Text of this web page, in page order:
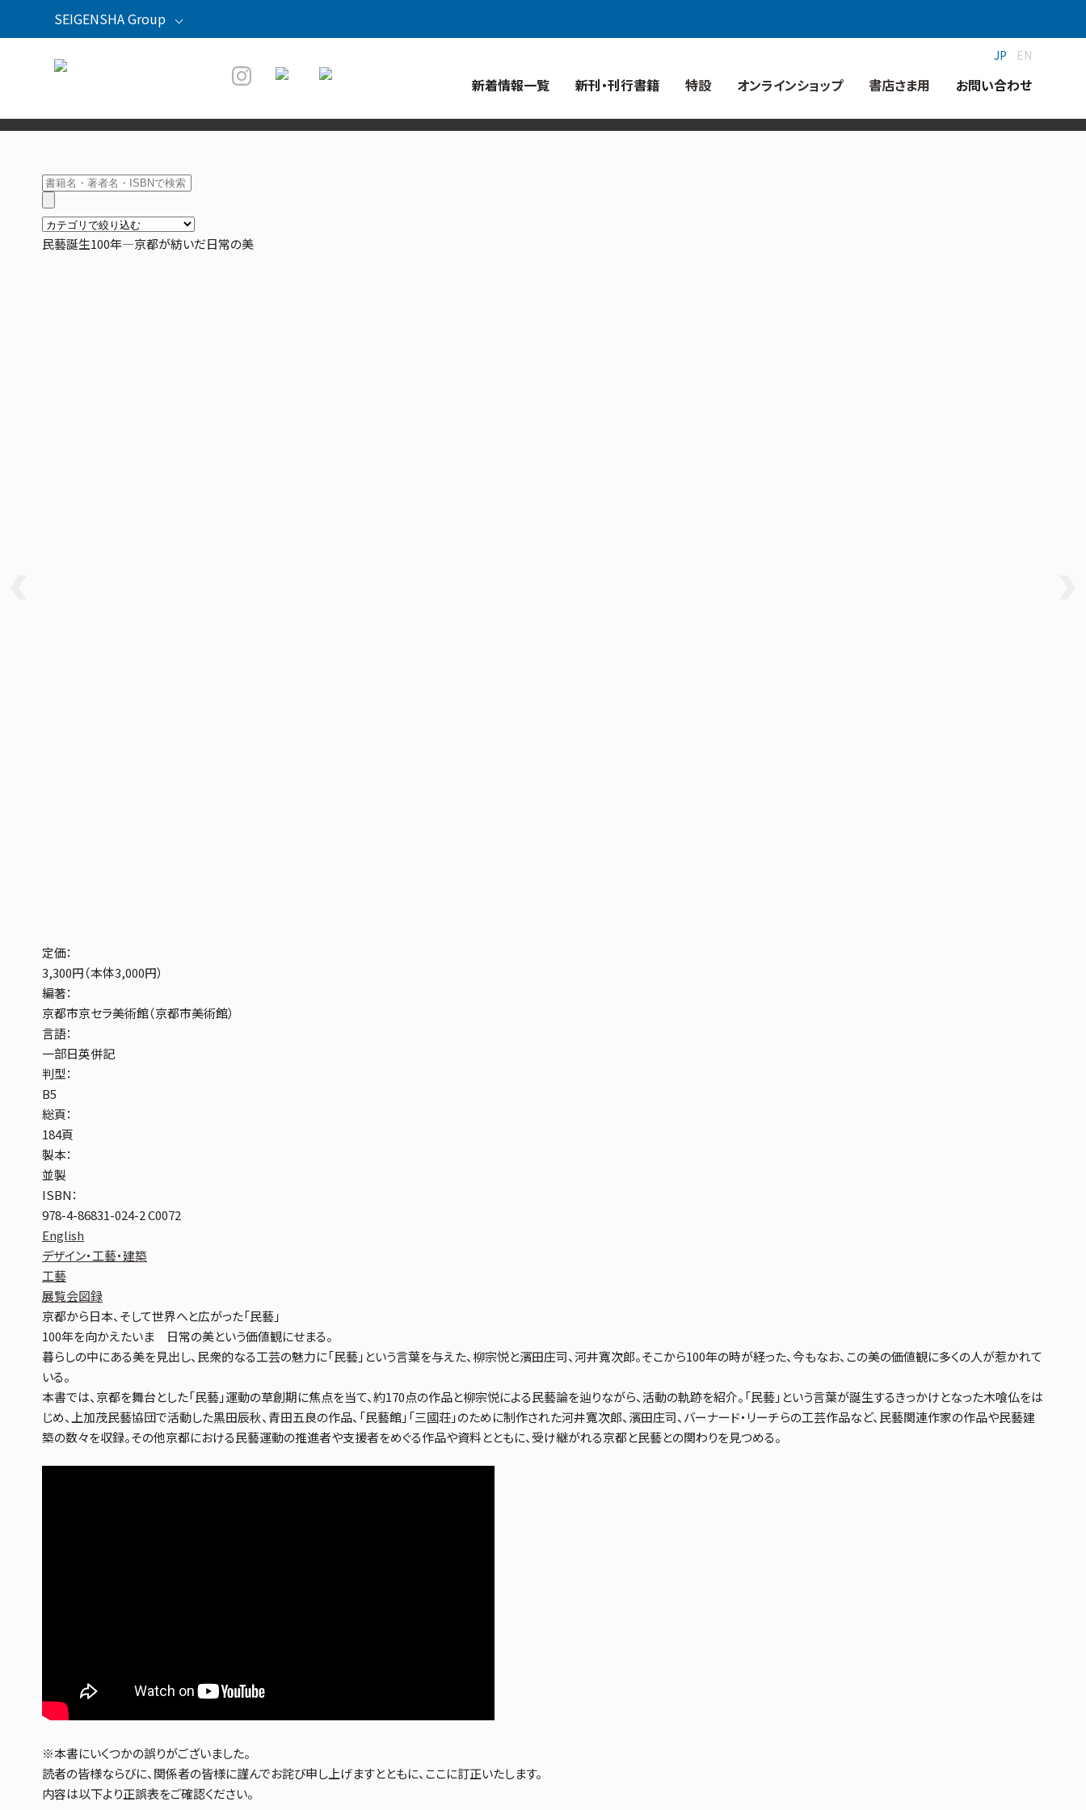
SEIGENSHA Group
青幻舎
青幻舎プロモーション 草紙堂 紫紅社 青菁社 ジャズ批評 青幻舎グループ
新着情報一覧 新刊・刊行書籍 特設 オンラインショップ 書店さま用 お問い合わせ
JP EN
民藝誕生100年—京都が紡いだ日常の美
定価：
3,300円（本体3,000円）
編著：
京都市京セラ美術館（京都市美術館）
言語：
一部日英併記
判型：
B5
総頁：
184頁
製本：
並製
ISBN：
978-4-86831-024-2 C0072
English
デザイン・工藝・建築
工藝
展覧会図録
京都から日本、そして世界へと広がった「民藝」
100年を向かえたいま 日常の美という価値観にせまる。
暮らしの中にある美を見出し、民衆的なる工芸の魅力に「民藝」という言葉を与えた、柳宗悦と濱田庄司、河井寬次郎。そこから100年の時が経った、今もなお、この美の価値観に多くの人が惹かれて
いる。
本書では、京都を舞台とした「民藝」運動の草創期に焦点を当て、約170点の作品と柳宗悦による民藝論を辿りながら、活動の軌跡を紹介。「民藝」という言葉が誕生するきっかけとなった木喰仏をは
じめ、上加茂民藝協団で活動した黒田辰秋、青田五良の作品、「民藝館」「三國荘」のために制作された河井寬次郎、濱田庄司、バーナード・リーチらの工芸作品など、民藝関連作家の作品や民藝建
築の数々を収録。その他京都における民藝運動の推進者や支援者をめぐる作品や資料とともに、受け継がれる京都と民藝との関わりを見つめる。
※本書にいくつかの誤りがございました。
読者の皆様ならびに、関係者の皆様に謹んでお詫び申し上げますとともに、ここに訂正いたします。
内容は以下より正誤表をご確認ください。